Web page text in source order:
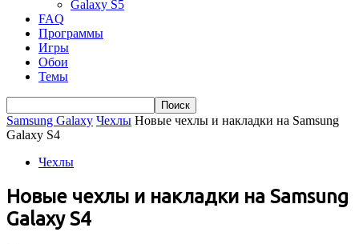
Galaxy S5
FAQ
Программы
Игры
Обои
Темы
Samsung Galaxy Чехлы Новые чехлы и накладки на Samsung
Galaxy S4
Чехлы
Новые чехлы и накладки на Samsung
Galaxy S4